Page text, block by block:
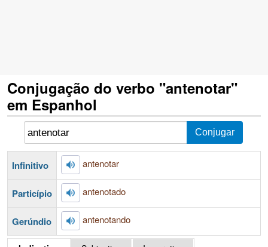
Conjugação do verbo "antenotar"
em Espanhol
Infinitivo antenotar
Particípio antenotado
Gerúndio antenotando